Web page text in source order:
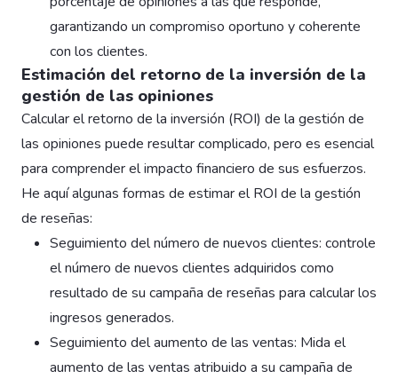
garantizando un compromiso oportuno y coherente
con los clientes.
Estimación del retorno de la inversión de la
gestión de las opiniones
Calcular el retorno de la inversión (ROI) de la gestión de
las opiniones puede resultar complicado, pero es esencial
para comprender el impacto financiero de sus esfuerzos.
He aquí algunas formas de estimar el ROI de la gestión
de reseñas:
Seguimiento del número de nuevos clientes: controle
el número de nuevos clientes adquiridos como
resultado de su campaña de reseñas para calcular los
ingresos generados.
Seguimiento del aumento de las ventas: Mida el
aumento de las ventas atribuido a su campaña de